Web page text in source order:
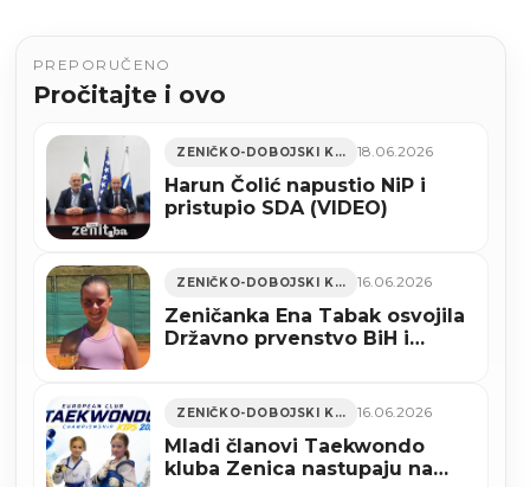
PREPORUČENO
Pročitajte i ovo
ZENIČKO-DOBOJSKI KANTON 18.06.2026
Harun Čolić napustio NiP i
pristupio SDA (VIDEO)
ZENIČKO-DOBOJSKI KANTON 16.06.2026
Zeničanka Ena Tabak osvojila
Državno prvenstvo BiH i
prvenstvu u Gruziji
ZENIČKO-DOBOJSKI KANTON 16.06.2026
Mladi članovi Taekwondo
kluba Zenica nastupaju na